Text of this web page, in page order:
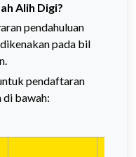
Alih Digi?
pendahuluan
pada bil
pendaftaran
di bawah: